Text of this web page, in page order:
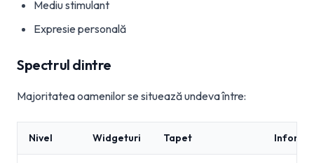
Mediu stimulant
Expresie personală
Spectrul dintre
Majoritatea oamenilor se situează undeva între:
Nivel Widgeturi Tapet